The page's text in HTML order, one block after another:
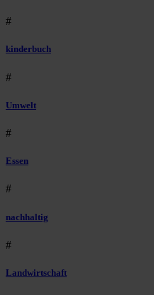
#
kinderbuch
#
Umwelt
#
Essen
#
nachhaltig
#
Landwirtschaft